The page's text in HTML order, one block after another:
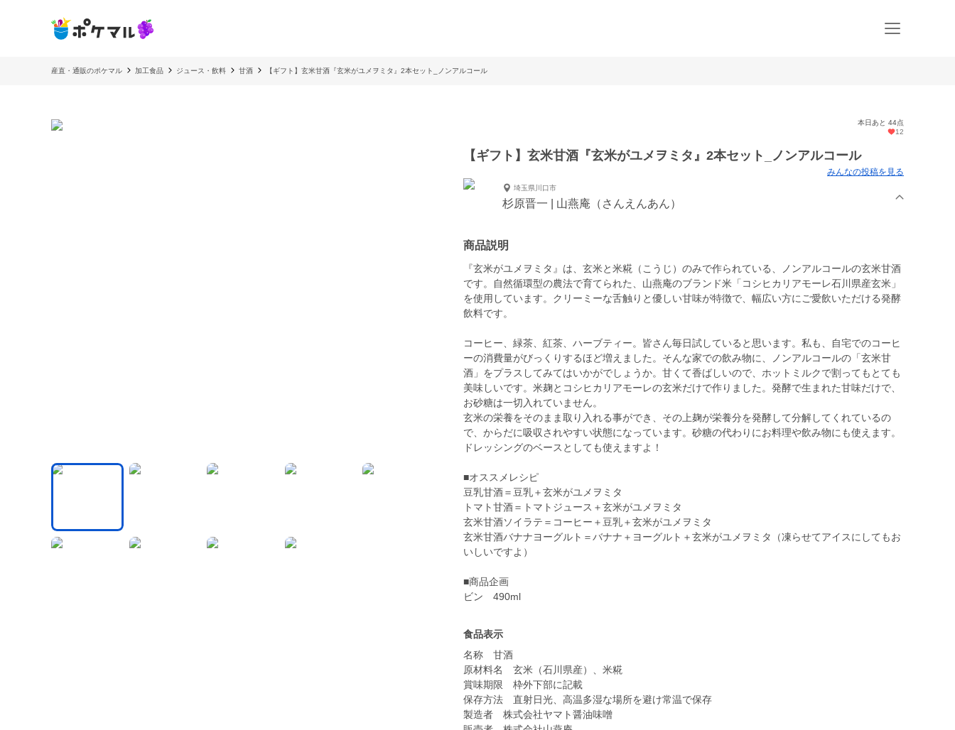
産直・通販のポケマル 加工食品 ジュース・飲料 甘酒 【ギフト】玄米甘酒『玄米がユメヲミタ』2本セット_ノンアルコール
本日あと 44点
12
【ギフト】玄米甘酒『玄米がユメヲミタ』2本セット_ノンアルコール
みんなの投稿を見る
埼玉県川口市
杉原晋一 | 山燕庵（さんえんあん）
商品説明
『玄米がユメヲミタ』は、玄米と米糀（こうじ）のみで作られている、ノンアルコールの玄米甘酒
です。自然循環型の農法で育てられた、山燕庵のブランド米「コシヒカリアモーレ石川県産玄米」
を使用しています。クリーミーな舌触りと優しい甘味が特徴で、幅広い方にご愛飲いただける発酵
飲料です。
コーヒー、緑茶、紅茶、ハーブティー。皆さん毎日試していると思います。私も、自宅でのコーヒ
ーの消費量がびっくりするほど増えました。そんな家での飲み物に、ノンアルコールの「玄米甘
酒」をプラスしてみてはいかがでしょうか。甘くて香ばしいので、ホットミルクで割ってもとても
美味しいです。米麹とコシヒカリアモーレの玄米だけで作りました。発酵で生まれた甘味だけで、
お砂糖は一切入れていません。
玄米の栄養をそのまま取り入れる事ができ、その上麹が栄養分を発酵して分解してくれているの
で、からだに吸収されやすい状態になっています。砂糖の代わりにお料理や飲み物にも使えます。
ドレッシングのベースとしても使えますよ！
■オススメレシピ
豆乳甘酒＝豆乳＋玄米がユメヲミタ
トマト甘酒＝トマトジュース＋玄米がユメヲミタ
玄米甘酒ソイラテ＝コーヒー＋豆乳＋玄米がユメヲミタ
玄米甘酒バナナヨーグルト＝バナナ＋ヨーグルト＋玄米がユメヲミタ（凍らせてアイスにしてもお
いしいですよ）
■商品企画
ビン 490ml
食品表示
名称 甘酒
原材料名 玄米（石川県産）、米糀
賞味期限 枠外下部に記載
保存方法 直射日光、高温多湿な場所を避け常温で保存
製造者 株式会社ヤマト醤油味噌